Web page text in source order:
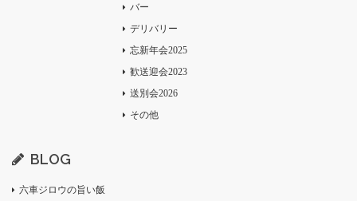
バー
デリバリー
忘新年会2025
歓送迎会2023
送別会2026
その他
BLOG
六車ジロウの旨い飯